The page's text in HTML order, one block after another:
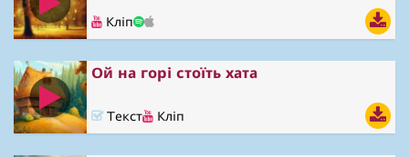
Кліп
Ой на горі стоїть хата
Текст Кліп